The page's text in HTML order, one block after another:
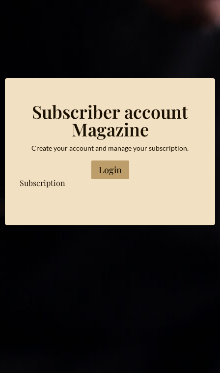
Subscriber account
Magazine
Create your account and manage your subscription.
Login
Subscription